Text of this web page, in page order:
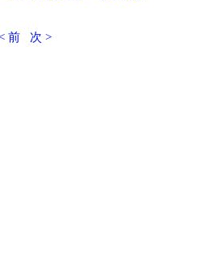
前 次 >